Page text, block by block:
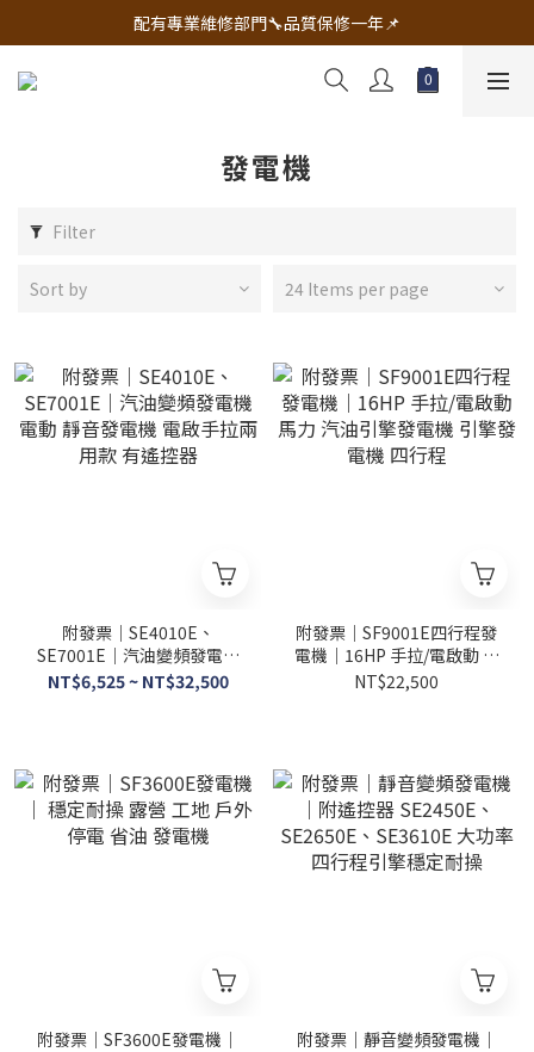
🔧電動工具&五金唯一首選 宇慶五金網拍🔧
配有專業維修部門🔧品質保修一年📌
🔧電動工具&五金唯一首選 宇慶五金網拍🔧
發電機
Filter
Sort by 24 Items per page
附發票｜SE4010E、
SE7001E｜汽油變頻發電機
電動 靜音發電機 電啟手拉兩
NT$6,525 ~ NT$32,500
附發票｜SF9001E四行程發
電機｜16HP 手拉/電啟動 馬
力 汽油引擎發電機 引擎發電
NT$22,500
附發票｜SF3600E發電機｜
附發票｜靜音變頻發電機｜